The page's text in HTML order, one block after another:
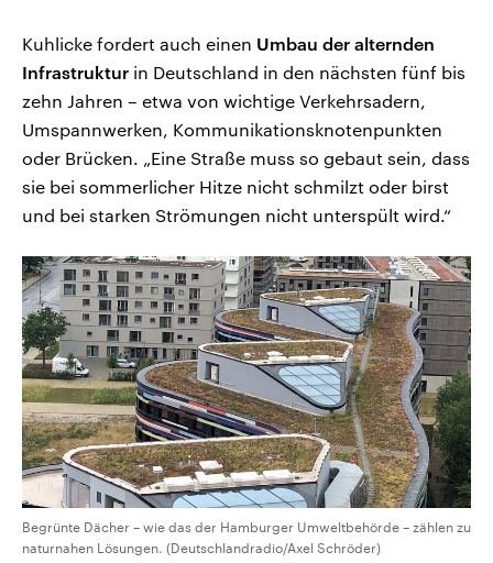
Kuhlicke fordert auch einen Umbau der alternden
Infrastruktur in Deutschland in den nächsten fünf bis
zehn Jahren – etwa von wichtige Verkehrsadern,
Umspannwerken, Kommunikationsknotenpunkten
oder Brücken. „Eine Straße muss so gebaut sein, dass
sie bei sommerlicher Hitze nicht schmilzt oder birst
und bei starken Strömungen nicht unterspült wird.“
Begrünte Dächer – wie das der Hamburger Umweltbehörde – zählen zu
naturnahen Lösungen. (Deutschlandradio/Axel Schröder)